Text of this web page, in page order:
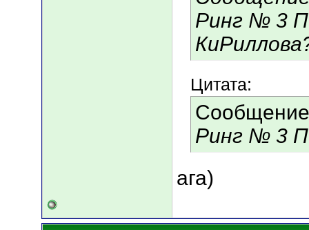
Ринг № 3
Цитата:
Ринг № 3
ага)